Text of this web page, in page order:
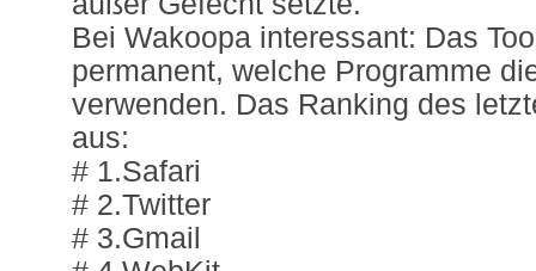
Bei Wakoopa interessant: Das
permanent, welche Programme
verwenden. Das Ranking des
aus:
# 1.Safari
# 2.Twitter
# 3.Gmail